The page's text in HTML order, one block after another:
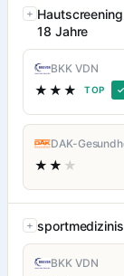
18 Jahre
BKK VDN
★★★ TOP
DAK-
★★ ★
BKK VDN